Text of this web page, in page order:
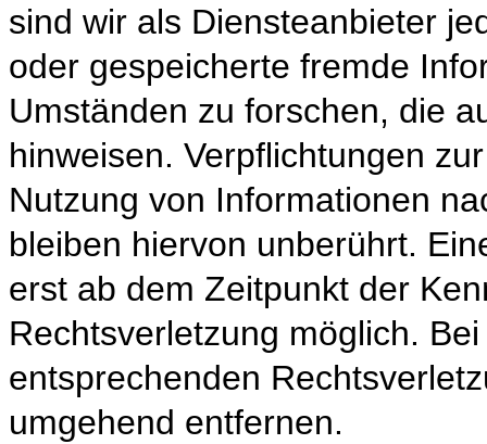
sind wir als Diensteanbieter
oder gespeicherte fremde
Umständen zu forschen, die
hinweisen. Verpflichtungen
Nutzung von Informationen
bleiben hiervon unberührt.
erst ab dem Zeitpunkt der
Rechtsverletzung möglich.
entsprechenden
umgehend entfernen.